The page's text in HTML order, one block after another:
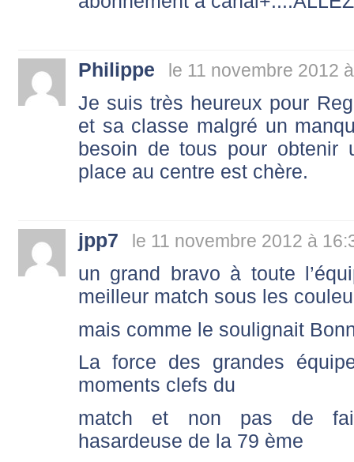
Philippe le 11 novembre 2012
Je suis très heureux pour
et sa classe malgré un
besoin de tous pour
place au centre est chère.
jpp7 le 11 novembre 2012 à
un grand bravo à toute
meilleur match sous les
mais comme le soulignait
La force des grandes
moments clefs du
match et non pas de
hasardeuse de la 79 ème